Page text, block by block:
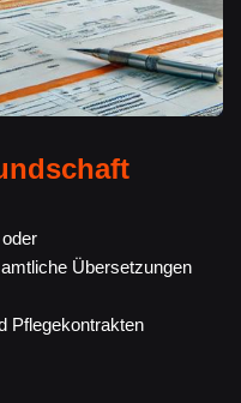
Übersetzungen
Pflegekontrakten